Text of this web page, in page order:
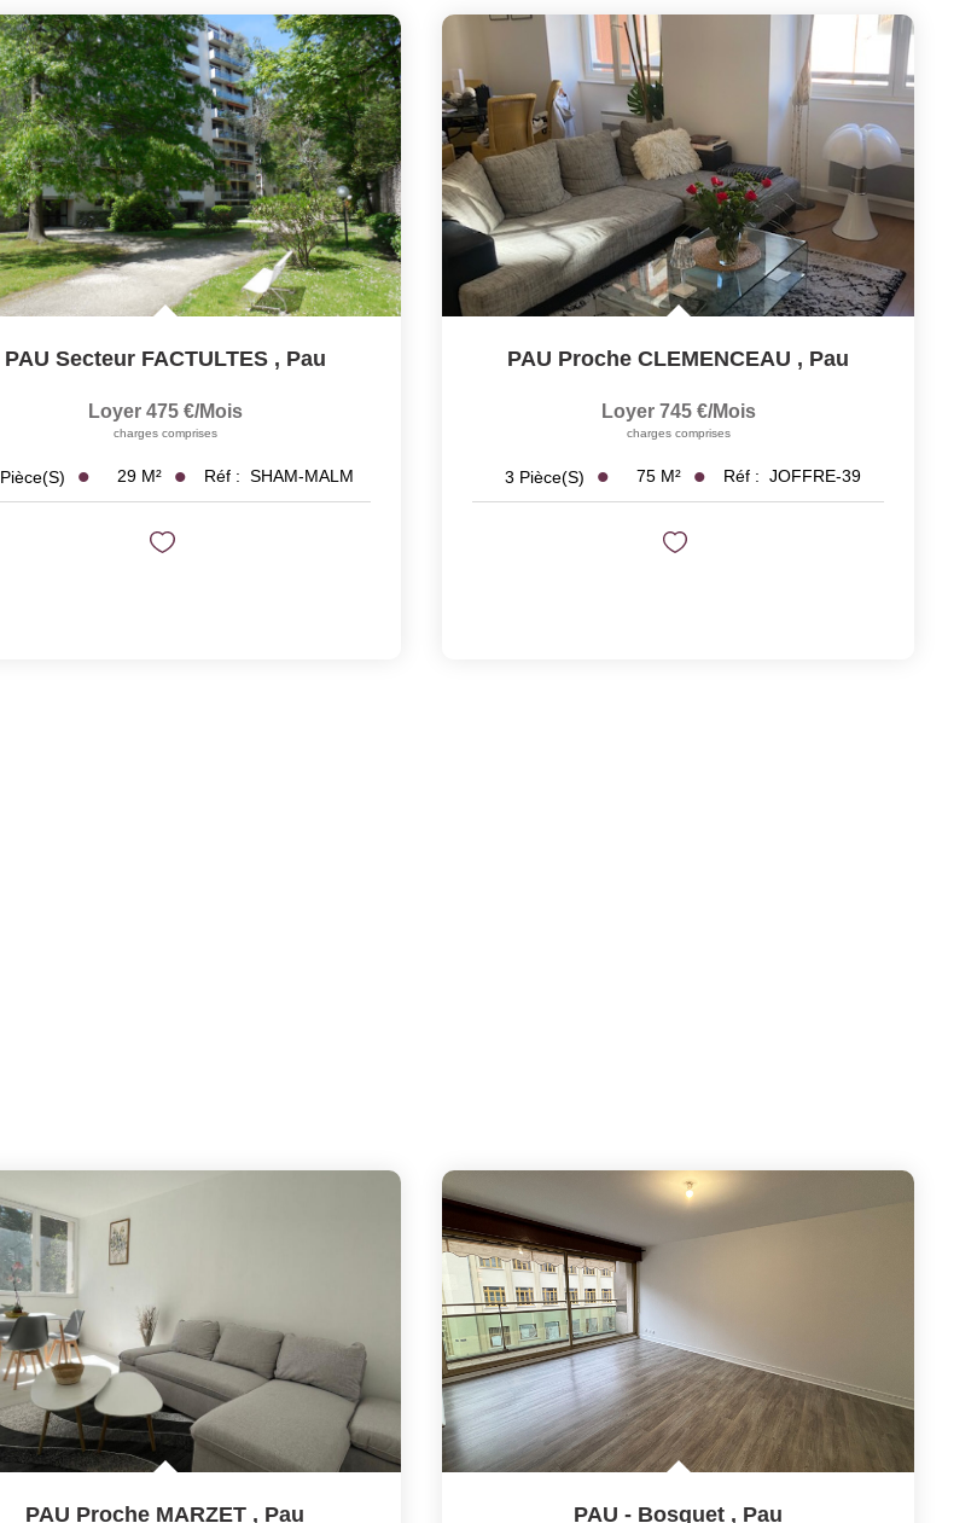
PAU Secteur FACTULTES , Pau
Loyer 475 €/mois
charges comprises
Pièce(s) 29 M² Réf : SHAM-MALM
PAU Proche CLEMENCEAU , Pau
Loyer 745 €/mois
charges comprises
3 Pièce(s) 75 M² Réf : JOFFRE-39
PAU Proche MARZET , Pau PAU - Bosquet , Pau